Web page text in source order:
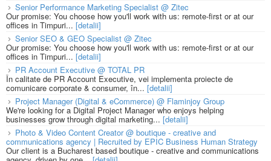
Senior Performance Marketing Specialist @ Zitec
Our promise: You choose how you'll work with us: remote-first or at our
offices in Timpuri... [detalii]
Senior SEO & GEO Specialist @ Zitec
Our promise: You choose how you'll work with us: remote-first or at our
offices in Timpuri... [detalii]
PR Account Executive @ TOTAL PR
În calitate de PR Account Executive, vei implementa proiecte de
comunicare corporate & consumer, în... [detalii]
Project Manager (Digital & eCommerce) @ Flaminjoy Group
We're looking for a Digital Project Manager who enjoys helping
businesses grow through digital marketing... [detalii]
Photo & Video Content Creator @ boutique - creative and
communications agency | Recruited by EPIC Business Human Strategy
Our client is a Bucharest based boutique - creative and communications